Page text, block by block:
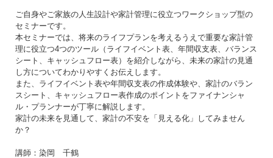
ご自身やご家族の人生設計や家計管理に役立つワークショップ型の
セミナーです。
本セミナーでは、将来のライフプランを考えるうえで重要な家計管
理に役立つ4つのツール（ライフイベント表、年間収支表、バランス
シート、キャッシュフロー表）を紹介しながら、未来の家計の見通
し方についてわかりやすくお伝えします。
また、ライフイベント表や年間収支表の作成体験や、家計のバラン
スシート、キャッシュフロー表作成のポイントをファイナンシャ
ル・プランナーが丁寧に解説します。
家計の未来を見通して、家計の不安を「見える化」してみません
か？
講師：染岡 千鶴